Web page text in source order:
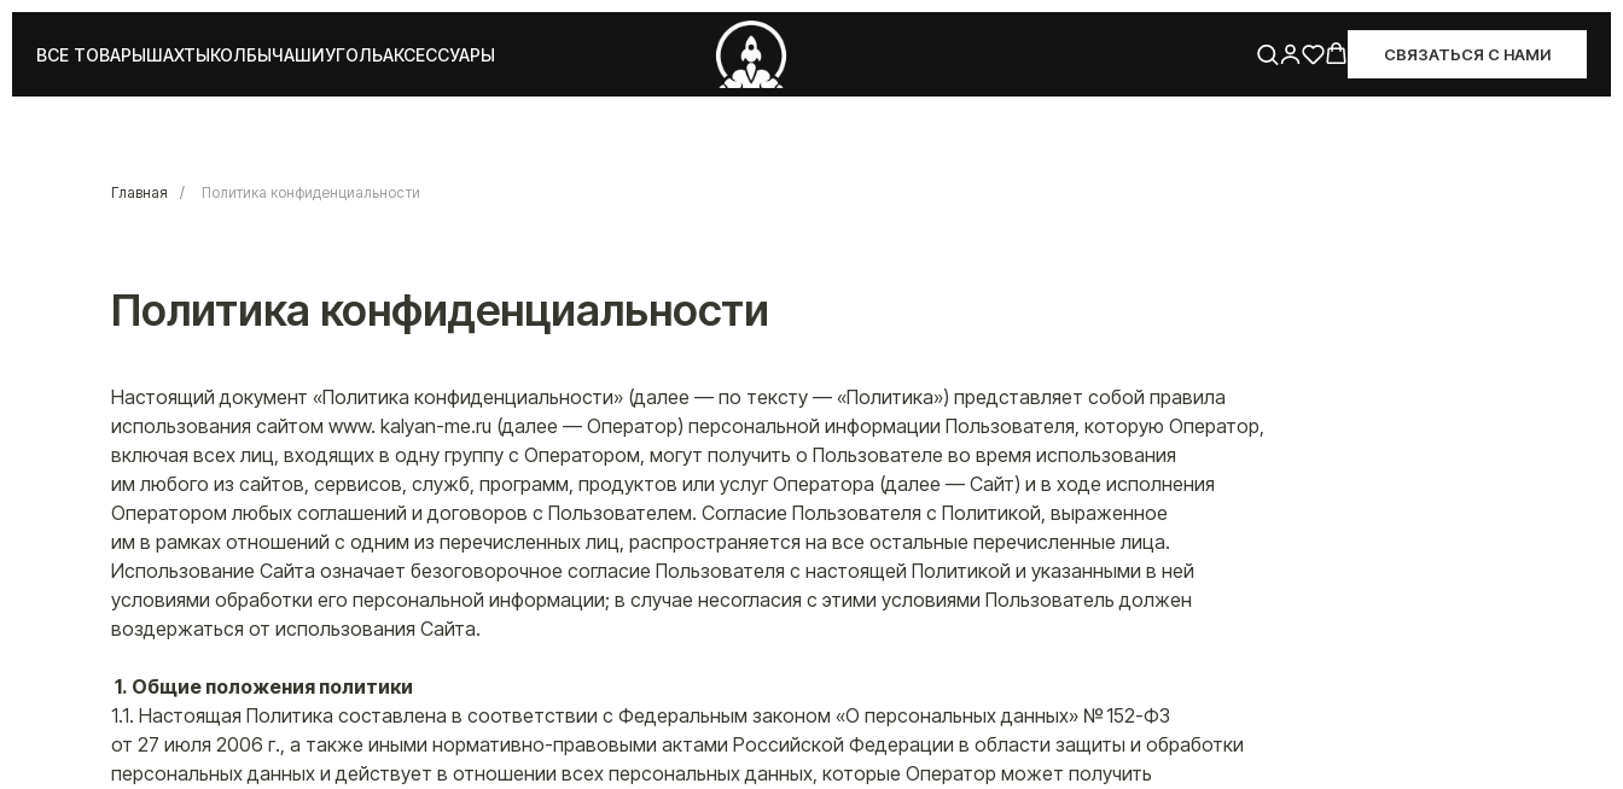
ВСЕ ТОВАРЫШАХТЫКОЛБЫЧАШИУГОЛЬАКСЕССУАРЫ СВЯЗАТЬСЯ С НАМИ
Главная / Политика конфиденциальности
Политика конфиденциальности
Настоящий документ «Политика конфиденциальности» (далее — по тексту — «Политика») представляет собой правила
использования сайтом www. kalyan-me.ru (далее — Оператор) персональной информации Пользователя, которую Оператор,
включая всех лиц, входящих в одну группу с Оператором, могут получить о Пользователе во время использования
им любого из сайтов, сервисов, служб, программ, продуктов или услуг Оператора (далее — Сайт) и в ходе исполнения
Оператором любых соглашений и договоров с Пользователем. Согласие Пользователя с Политикой, выраженное
им в рамках отношений с одним из перечисленных лиц, распространяется на все остальные перечисленные лица.
Использование Сайта означает безоговорочное согласие Пользователя с настоящей Политикой и указанными в ней
условиями обработки его персональной информации; в случае несогласия с этими условиями Пользователь должен
воздержаться от использования Сайта.
1. Общие положения политики
1.1. Настоящая Политика составлена в соответствии с Федеральным законом «О персональных данных» № 152-ФЗ
от 27 июля 2006 г., а также иными нормативно-правовыми актами Российской Федерации в области защиты и обработки
персональных данных и действует в отношении всех персональных данных, которые Оператор может получить